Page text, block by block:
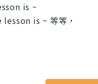
is ~
is ~ 等等，